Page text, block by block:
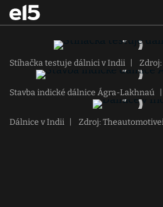
Stíhačka testuje dálnici v Indii
Stavba indické dálnice Ágra-Lakhnaú
Dálnice v Indii Zdroj: